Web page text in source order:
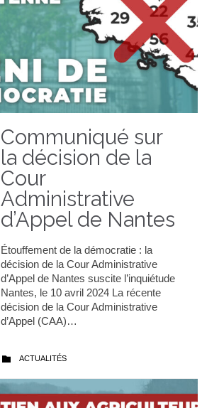
Communiqué sur
la décision de la
Cour
Administrative
d’Appel de Nantes
Étouffement de la démocratie : la
décision de la Cour Administrative
d’Appel de Nantes suscite l’inquiétude
Nantes, le 10 avril 2024 La récente
décision de la Cour Administrative
d’Appel (CAA)…
 CATEGORY
ACTUALITÉS